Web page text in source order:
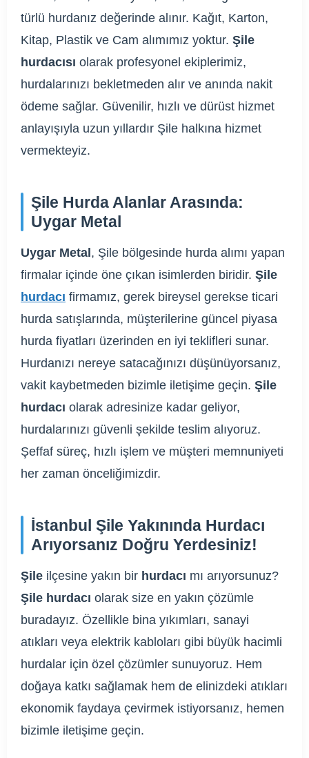
türlü hurdanız değerinde alınır. Kağıt, Karton,
Kitap, Plastik ve Cam alımımız yoktur. Şile
hurdacısı olarak profesyonel ekiplerimiz,
hurdalarınızı bekletmeden alır ve anında nakit
ödeme sağlar. Güvenilir, hızlı ve dürüst hizmet
anlayışıyla uzun yıllardır Şile halkına hizmet
vermekteyiz.
Şile Hurda Alanlar Arasında:
Uygar Metal
Uygar Metal , Şile bölgesinde hurda alımı yapan
firmalar içinde öne çıkan isimlerden biridir. Şile
hurdacı firmamız, gerek bireysel gerekse ticari
hurda satışlarında, müşterilerine güncel piyasa
hurda fiyatları üzerinden en iyi teklifleri sunar.
Hurdanızı nereye satacağınızı düşünüyorsanız,
vakit kaybetmeden bizimle iletişime geçin. Şile
hurdacı olarak adresinize kadar geliyor,
hurdalarınızı güvenli şekilde teslim alıyoruz.
Şeffaf süreç, hızlı işlem ve müşteri memnuniyeti
her zaman önceliğimizdir.
İstanbul Şile Yakınında Hurdacı
Arıyorsanız Doğru Yerdesiniz!
Şile ilçesine yakın bir hurdacı mı arıyorsunuz?
Şile hurdacı olarak size en yakın çözümle
buradayız. Özellikle bina yıkımları, sanayi
atıkları veya elektrik kabloları gibi büyük hacimli
hurdalar için özel çözümler sunuyoruz. Hem
doğaya katkı sağlamak hem de elinizdeki atıkları
ekonomik faydaya çevirmek istiyorsanız, hemen
bizimle iletişime geçin.